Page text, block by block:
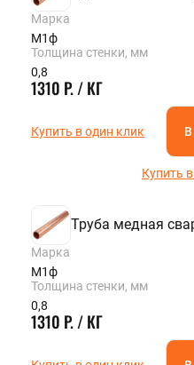
Марка
М1ф
Толщина стенки, мм
0,8
1310 Р. / КГ
Купить в один клик
Купить
Труба медная
Марка
М1ф
Толщина стенки, мм
0,8
1310 Р. / КГ